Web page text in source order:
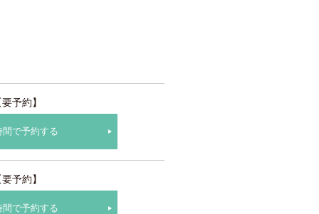
予約】
間で予約する
予約】
間で予約する